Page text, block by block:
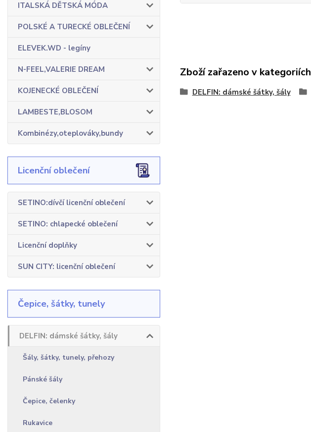
ITALSKÁ DĚTSKÁ MÓDA
POLSKÉ A TURECKÉ OBLEČENÍ
ELEVEK.WD - legíny
N-FEEL,VALERIE DREAM
KOJENECKÉ OBLEČENÍ
LAMBESTE,BLOSOM
Kombinézy,oteplováky,bundy
Licenční oblečení
SETINO:dívčí licenční oblečení
SETINO: chlapecké oblečení
Licenční doplňky
SUN CITY: licenční oblečení
Čepice, šátky, tunely
DELFIN: dámské šátky, šály
Šály, šátky, tunely, přehozy
Pánské šály
Čepice, čelenky
Rukavice
Zboží zařazeno v kategoriích
DELFIN: dámské šátky, šály